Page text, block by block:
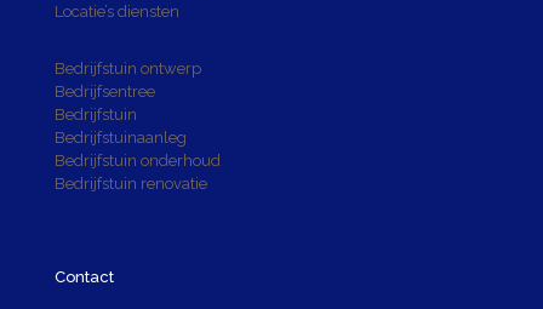
Locatie’s diensten
Bedrijfstuin ontwerp
Bedrijfsentree
Bedrijfstuin
Bedrijfstuinaanleg
Bedrijfstuin onderhoud
Bedrijfstuin renovatie
Contact